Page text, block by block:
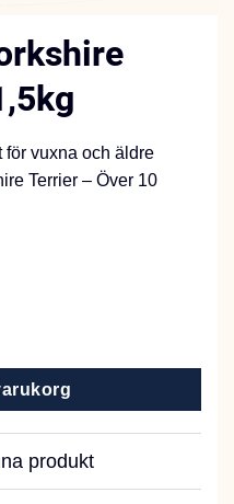
för vuxna och äldre
Terrier – Över 10
produkt